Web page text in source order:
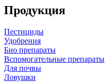
Продукция
Пестициды
Удобрения
Био препараты
Вспомогательные препараты
Для почвы
Ловушки